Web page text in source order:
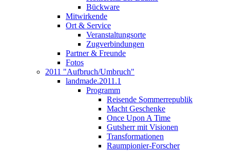
Bückware
Mitwirkende
Ort & Service
Veranstaltungsorte
Zugverbindungen
Partner & Freunde
Fotos
2011 "Aufbruch/Umbruch"
landmade.2011.1
Programm
Reisende Sommerrepublik
Macht Geschenke
Once Upon A Time
Gutsherr mit Visionen
Transformationen
Raumpionier-Forscher